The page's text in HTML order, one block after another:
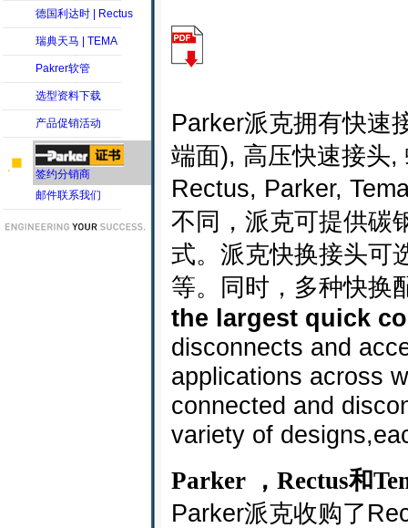
德国利达时 | Rectus
瑞典天马 | TEMA
Pakrer软管
选型资料下载
产品促销活动
签约分销商
邮件联系我们
Parker派克拥有快速
端面), 高压快速接头,
Rectus, Parker,
不同，派克可提供碳
式。派克快换接头可
等。同时，多种快换
the largest quick
disconnects and
applications across
connected and
variety of
Parker ，Rectus和
Parker派克收购了